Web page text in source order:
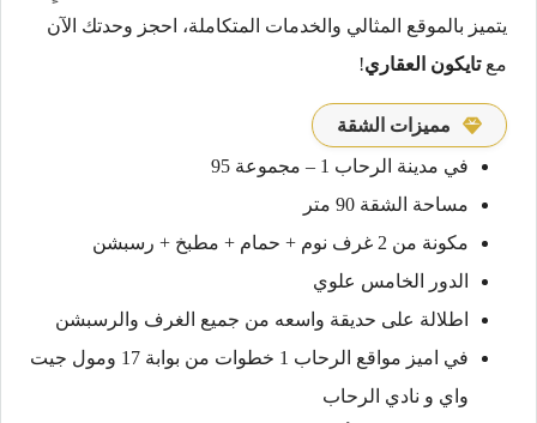
يتميز بالموقع المثالي والخدمات المتكاملة، احجز وحدتك الآن
معتايكون العقاري!
مميزات الشقة
في مدينة الرحاب 1 – مجموعة 95
مساحة الشقة 90 متر
مكونة من 2 غرف نوم + حمام + مطبخ + رسبشن
الدور الخامس علوي
اطلالة على حديقة واسعه من جميع الغرف والرسبشن
في اميز مواقع الرحاب 1 خطوات من بوابة 17 ومول جيت
واي و نادي الرحاب